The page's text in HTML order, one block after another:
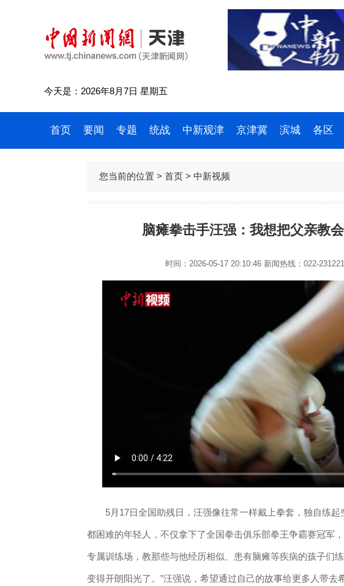
今天是：2026年8月7日 星期五
首页 要闻 专题 统战 中新观津 京津冀 滨城 各区
您当前的位置 > 首页 > 中新视频
脑瘫拳击手汪强：我想把父亲教
时间：2026-05-17 20:10:46 新闻热线：022-
5月17日全国助残日，汪强像往常一样戴上拳套，独自练起
都困难的年轻人，不仅拿下了全国拳击俱乐部拳王争霸赛冠军
专属训练场，教那些与他经历相似、患有脑瘫等疾病的孩子们
变得开朗阳光了。”汪强说，希望通过自己的故事给更多人带去